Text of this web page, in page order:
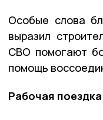
Особые слова
выразил
СВО помогают
помощь
Рабочая